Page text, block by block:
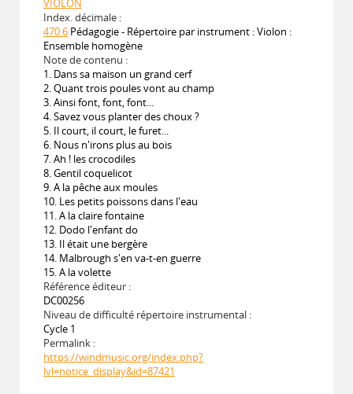
VIOLON
Index. décimale :
470.6 Pédagogie - Répertoire par instrument : Violon :
Ensemble homogène
Note de contenu :
1. Dans sa maison un grand cerf
2. Quant trois poules vont au champ
3. Ainsi font, font, font...
4. Savez vous planter des choux ?
5. Il court, il court, le furet...
6. Nous n'irons plus au bois
7. Ah ! les crocodiles
8. Gentil coquelicot
9. A la pêche aux moules
10. Les petits poissons dans l'eau
11. A la claire fontaine
12. Dodo l'enfant do
13. Il était une bergère
14. Malbrough s'en va-t-en guerre
15. A la volette
Référence éditeur :
DC00256
Niveau de difficulté répertoire instrumental :
Cycle 1
Permalink :
https://windmusic.org/index.php?
lvl=notice_display&id=87421